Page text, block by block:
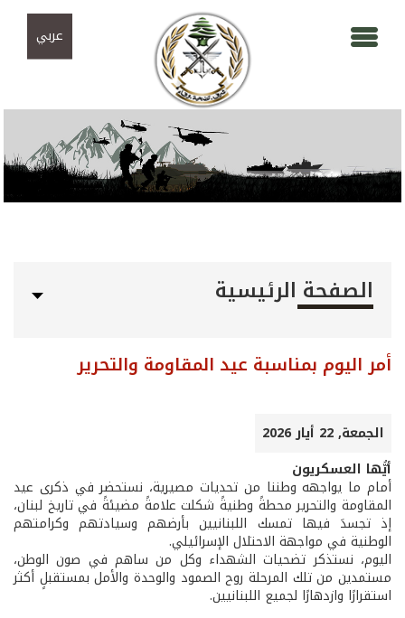
عربي
الصفحة الرئيسية
أمر اليوم بمناسبة عيد المقاومة والتحرير
الجمعة, 22 أيار 2026
أيُّها العسكريون
أمام ما يواجهه وطننا من تحديات مصيرية، نستحضر في ذكرى عيد
المقاومة والتحرير محطةً وطنيةً شكلت علامةً مضيئةً في تاريخ لبنان،
إذ تجسدَ فيها تمسك اللبنانيين بأرضهم وسيادتهم وكرامتهم
الوطنية في مواجهة الاحتلال الإسرائيلي.
اليوم، نستذكر تضحيات الشهداء وكل من ساهم في صون الوطن،
مستمدين من تلك المرحلة روح الصمود والوحدة والأمل بمستقبلٍ أكثر
استقرارًا وازدهارًا لجميع اللبنانيين.